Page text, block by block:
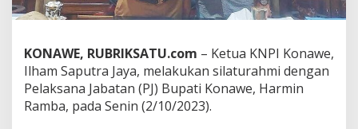
l
r
o
r
a
KONAWE, RUBRIKSATU.com – Ketua KNPI Konawe,
Ilham Saputra Jaya, melakukan silaturahmi dengan
Pelaksana Jabatan (PJ) Bupati Konawe, Harmin
Ramba, pada Senin (2/10/2023).